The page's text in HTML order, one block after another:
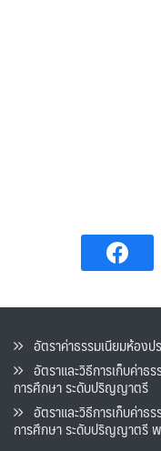
อัตราค่าธรรมเนียมห้องป
อัตราและวิธีการเก็บค่าธร
การศึกษา ระดับปริญญาตรี
อัตราและวิธีการเก็บค่าธร
การศึกษา ระดับปริญญาตรี